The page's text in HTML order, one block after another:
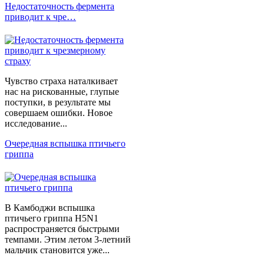
Недостаточность фермента
приводит к чре…
Чувство страха наталкивает
нас на рискованные, глупые
поступки, в результате мы
совершаем ошибки. Новое
исследование...
Очередная вспышка птичьего
гриппа
В Камбоджи вспышка
птичьего гриппа H5N1
распространяется быстрыми
темпами. Этим летом 3-летний
мальчик становится уже...